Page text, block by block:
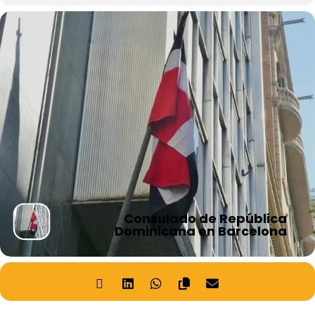
Consulado de República
Dominicana en Barcelona